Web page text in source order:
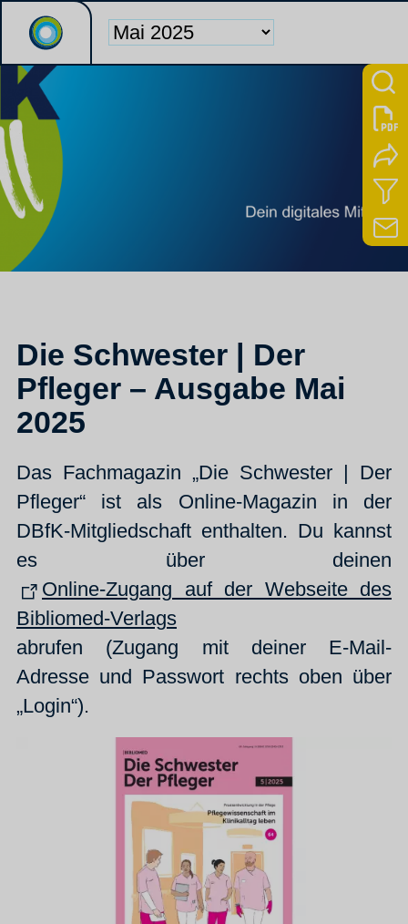
Die Schwester | Der
Pfleger – Ausgabe Mai
2025
Das Fachmagazin „Die Schwester | Der
Pfleger“ ist als Online-Magazin in der
DBfK-Mitgliedschaft enthalten. Du kannst
es über deinen
Online-Zugang auf der Webseite des
Bibliomed-Verlags
abrufen (Zugang mit deiner E-Mail-
Adresse und Passwort rechts oben über
„Login“).